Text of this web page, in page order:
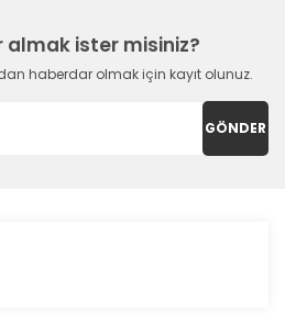
almak ister misiniz?
haberdar olmak için kayıt olunuz.
GÖNDER